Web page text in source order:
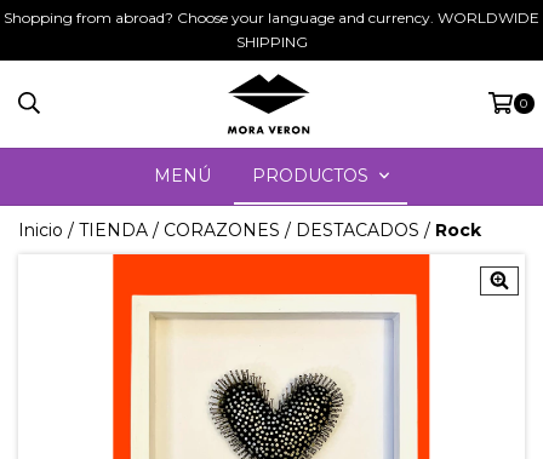
Shopping from abroad? Choose your language and currency. WORLDWIDE
SHIPPING
0
MENÚ PRODUCTOS
Inicio / TIENDA / CORAZONES / DESTACADOS / Rock